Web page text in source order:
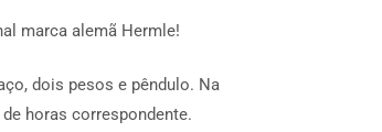
marca alemã Hermle!
dois pesos e pêndulo. Na
horas correspondente.